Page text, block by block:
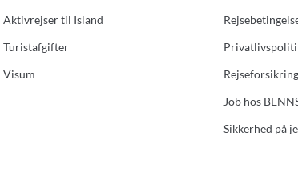
Aktivrejser til Island
Turistafgifter
Visum
Rejseforsikring
Job hos
Sikkerhed på